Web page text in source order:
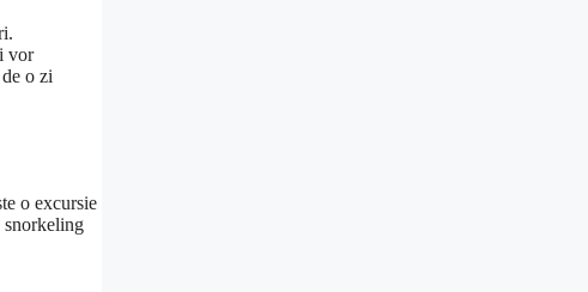
vor
o zi
o excursie
snorkeling